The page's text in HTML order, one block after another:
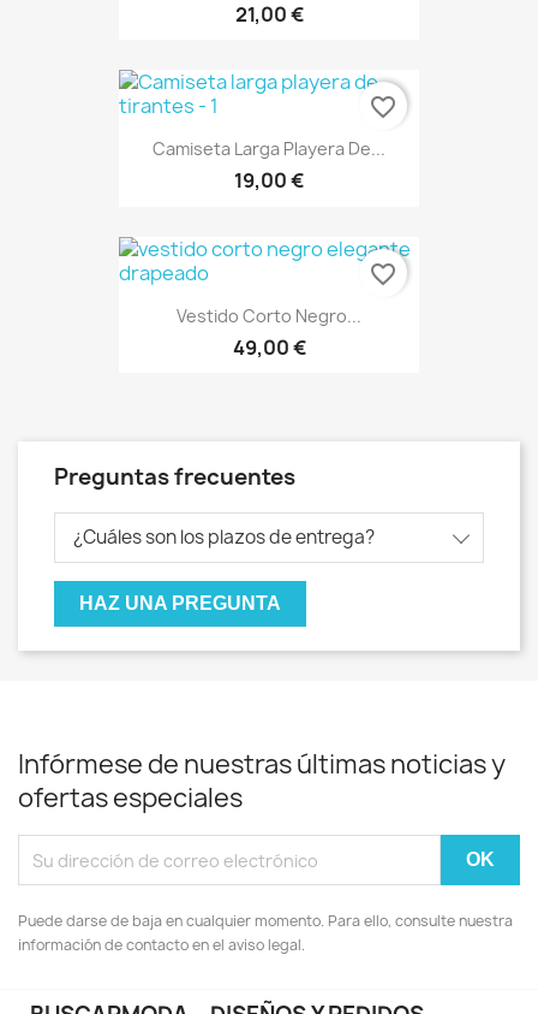
21,00 €
Camiseta Larga Playera De...
19,00 €
favorite_border
Vestido Corto Negro...
49,00 €
favorite_border
Preguntas frecuentes
¿Cuáles son los plazos de entrega?
HAZ UNA PREGUNTA
Infórmese de nuestras últimas noticias y
ofertas especiales
Puede darse de baja en cualquier momento. Para ello, consulte nuestra
información de contacto en el aviso legal.